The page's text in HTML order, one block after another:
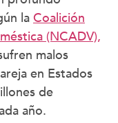
la Coalición
(NCADV),
malos
en Estados
de
año.